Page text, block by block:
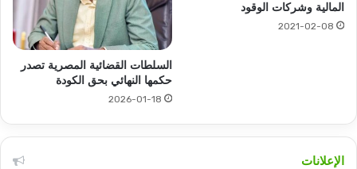
المالية وشركات الوقود
2021-02-08
السلطات القضائية المصرية تصدر
حكمها النهائي بحق الكودة
2026-01-18
الإعلانات